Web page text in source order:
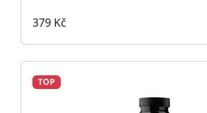
379 Kč
TOP